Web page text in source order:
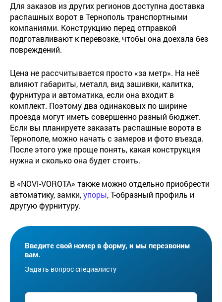
Для заказов из других регионов доступна доставка
распашных ворот в Тернополь транспортными
компаниями. Конструкцию перед отправкой
подготавливают к перевозке, чтобы она доехала без
повреждений.
Цена не рассчитывается просто «за метр». На неё
влияют габариты, металл, вид зашивки, калитка,
фурнитура и автоматика, если она входит в
комплект. Поэтому два одинаковых по ширине
проезда могут иметь совершенно разный бюджет.
Если вы планируете заказать распашные ворота в
Тернополе, можно начать с замеров и фото въезда.
После этого уже проще понять, какая конструкция
нужна и сколько она будет стоить.
В «NOVI-VOROTA» также можно отдельно приобрести
автоматику, замки,упоры, Т-образный профиль и
другую фурнитуру.
Введите свой номер в форму, и мы перезвоним
вам.
Задать вопрос специалисту